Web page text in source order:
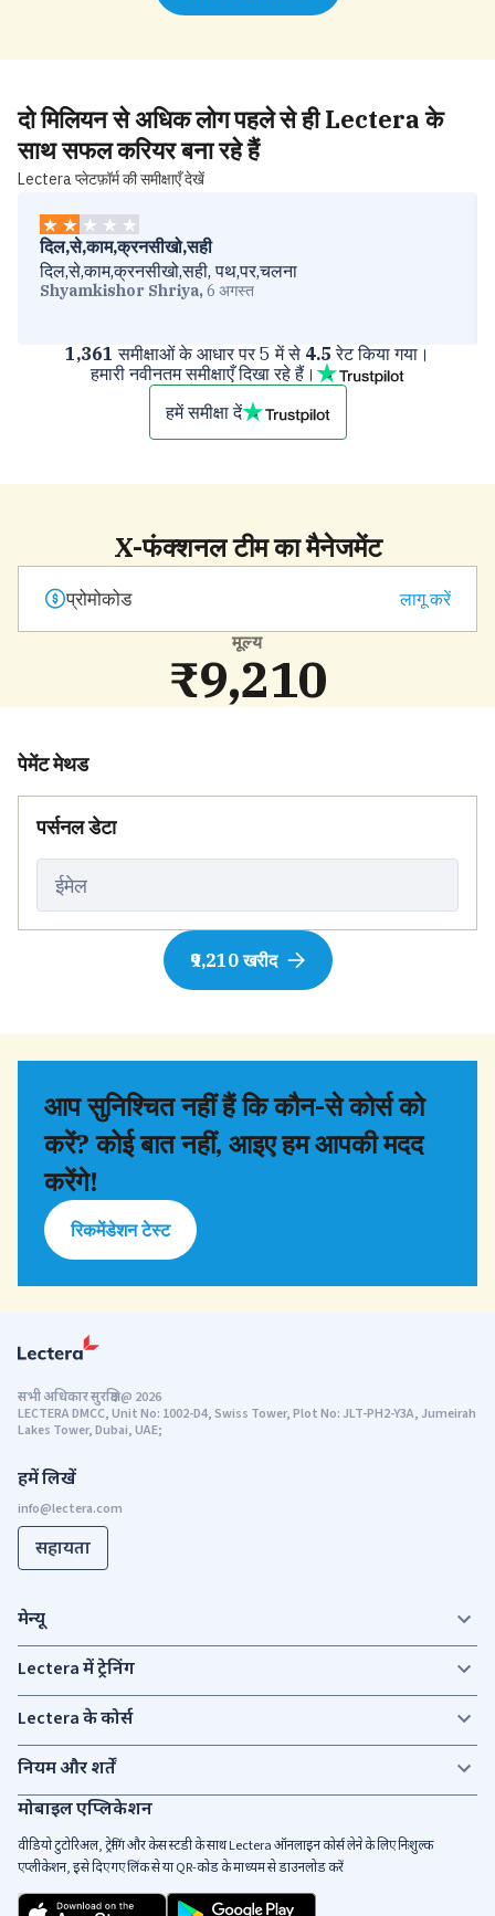
दो मिलियन से अधिक लोगपहले से हीLecteraके
साथ सफल करियर बना रहे हैं
Lectera प्लेटफ़ॉर्म की समीक्षाएँ देखें
दिल,से,काम,क्रनसीखो,सही
दिल,से,काम,क्रनसीखो,सही, पथ,पर,चलना
Shyamkishor Shriya,6 अगस्त
1,361 समीक्षाओं के आधार पर 5 में से 4.5 रेट किया गया।
हमारी नवीनतम समीक्षाएँ दिखा रहे हैं।
हमें समीक्षा दें
X-फंक्शनल टीम का मैनेजमेंट
लागू करें
मूल्य
₹9,210
पेमेंट मेथड
पर्सनल डेटा
ईमेल
₹9,210 खरीद
आप सुनिश्चित नहीं हैं कि कौन-से कोर्स को
करें? कोई बात नहीं, आइए हम आपकी मदद
करेंगे!
रिकमेंडेशन टेस्ट
हमें लिखें
सहायता
मोबाइल एप्लिकेशन
वीडियो टुटोरिअल, ट्रेनिंग और केस स्टडी के साथ Lectera ऑनलाइन कोर्स लेने के लिए निःशुल्क
एप्लीकेशन, इसे दिए गए लिंक से या QR-कोड के माध्यम से डाउनलोड करें
सभी अधिकार सुरक्षित@ 2026
LECTERA DMCC, Unit No: 1002-D4, Swiss Tower, Plot No: JLT-PH2-Y3A, Jumeirah
Lakes Tower, Dubai, UAE;
मेन्यू
Lectera में ट्रेनिंग
Lectera के कोर्स
नियम और शर्तें